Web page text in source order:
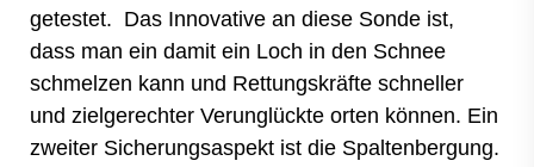
getestet. Das Innovative an diese Sonde ist,
dass man ein damit ein Loch in den Schnee
schmelzen kann und Rettungskräfte schneller
und zielgerechter Verunglückte orten können. Ein
zweiter Sicherungsaspekt ist die Spaltenbergung.